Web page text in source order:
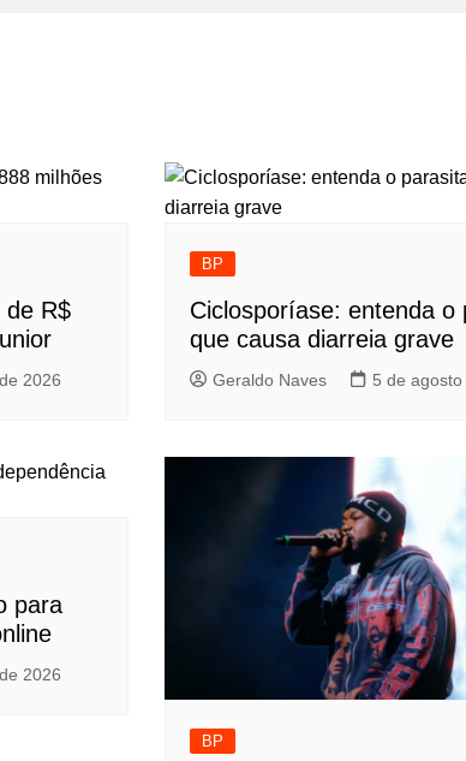
de R$
2026
BP
Ciclosporíase: entenda o
que causa diarreia grave
Geraldo Naves 5 de
para
2026
BP